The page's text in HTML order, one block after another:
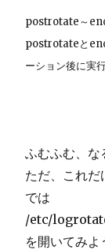
postrotate～
postrotateと
ーション後に実行
ふむふむ、な
ただ、これだ
では
/etc/
を開いてみよ